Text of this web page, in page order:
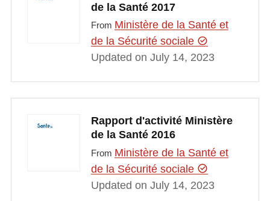
de la Santé 2017
From Ministère de la Santé et
de la Sécurité sociale
Updated on July 14, 2023
Rapport d'activité Ministère
de la Santé 2016
From Ministère de la Santé et
de la Sécurité sociale
Updated on July 14, 2023